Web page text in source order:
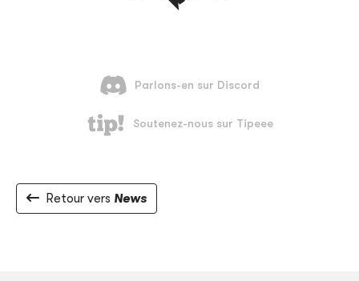
Retour vers News